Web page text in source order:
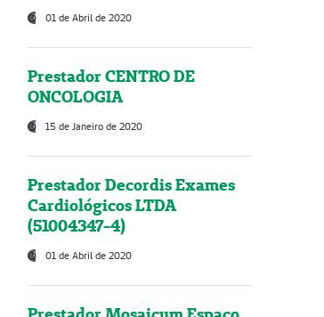
01 de Abril de 2020
Prestador CENTRO DE
ONCOLOGIA
15 de Janeiro de 2020
Prestador Decordis Exames
Cardiológicos LTDA
(51004347-4)
01 de Abril de 2020